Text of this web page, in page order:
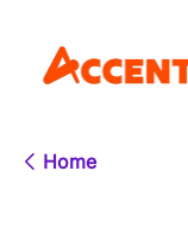
Home